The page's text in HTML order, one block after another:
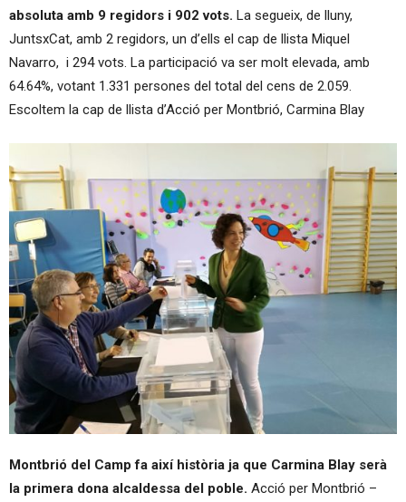
absoluta amb 9 regidors i 902 vots. La segueix, de lluny,
JuntsxCat, amb 2 regidors, un d’ells el cap de llista Miquel
Navarro, i 294 vots. La participació va ser molt elevada, amb
64.64%, votant 1.331 persones del total del cens de 2.059.
Escoltem la cap de llista d’Acció per Montbrió, Carmina Blay
Montbrió del Camp fa així història ja que Carmina Blay serà
la primera dona alcaldessa del poble. Acció per Montbrió –